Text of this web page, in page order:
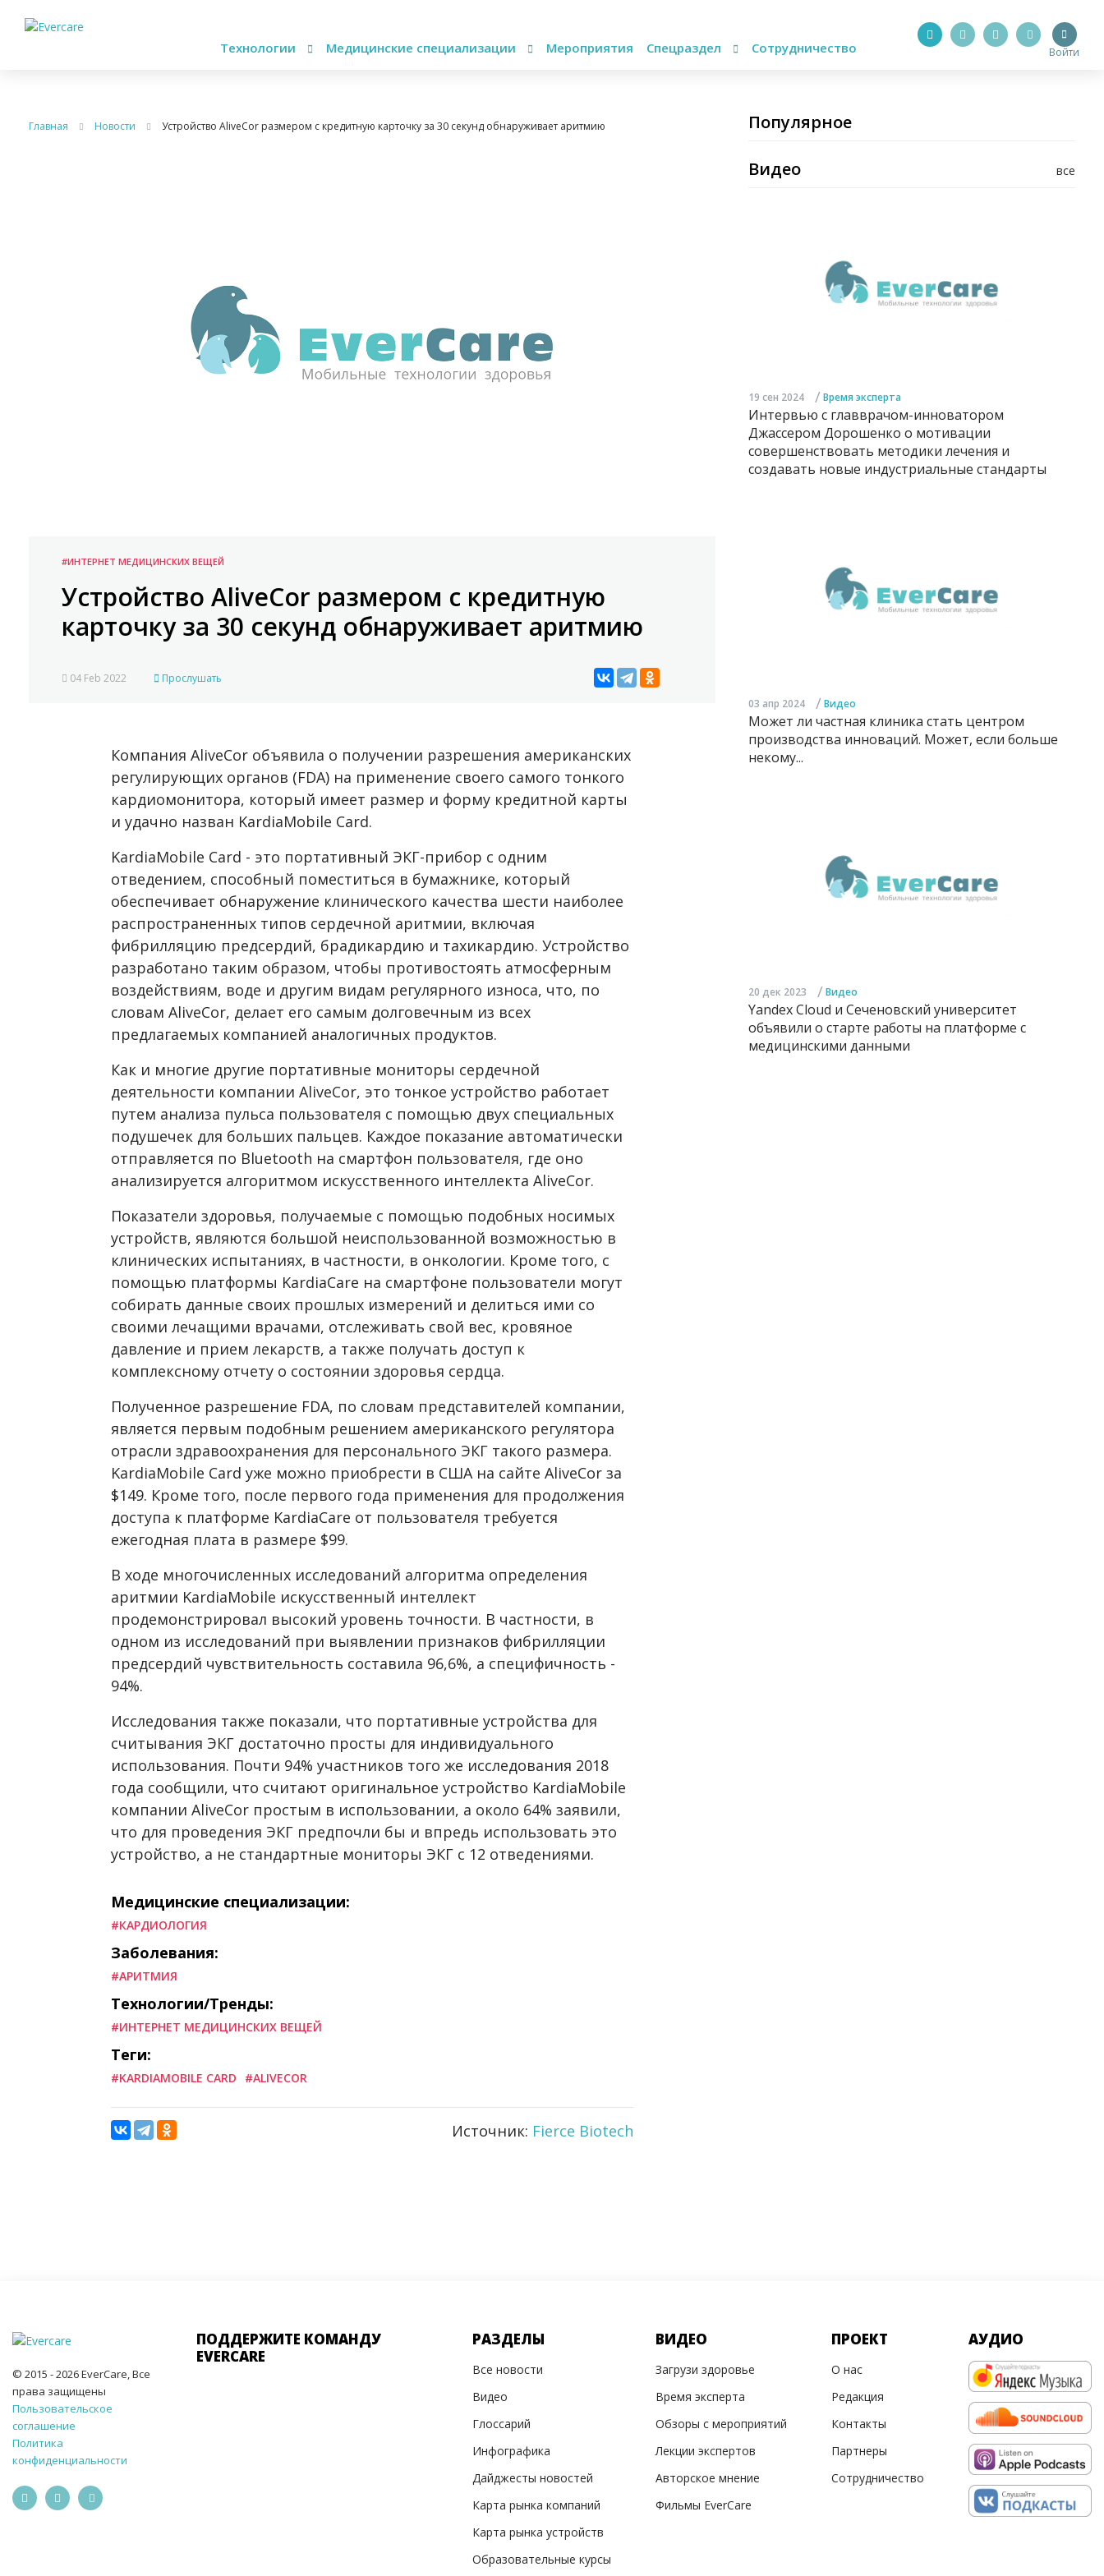
Технологии Медицинские специализации Мероприятия Спецраздел Сотрудничество Войти
Главная Новости Устройство AliveCor размером с кредитную карточку за 30 секунд обнаруживает аритмию
#ИНТЕРНЕТ МЕДИЦИНСКИХ ВЕЩЕЙ
Устройство AliveCor размером с кредитную
карточку за 30 секунд обнаруживает аритмию
04 Feb 2022 Прослушать
Компания AliveCor объявила о получении разрешения американских
регулирующих органов (FDA) на применение своего самого тонкого
кардиомонитора, который имеет размер и форму кредитной карты
и удачно назван KardiaMobile Card.
KardiaMobile Card - это портативный ЭКГ-прибор с одним
отведением, способный поместиться в бумажнике, который
обеспечивает обнаружение клинического качества шести наиболее
распространенных типов сердечной аритмии, включая
фибрилляцию предсердий, брадикардию и тахикардию. Устройство
разработано таким образом, чтобы противостоять атмосферным
воздействиям, воде и другим видам регулярного износа, что, по
словам AliveCor, делает его самым долговечным из всех
предлагаемых компанией аналогичных продуктов.
Как и многие другие портативные мониторы сердечной
деятельности компании AliveCor, это тонкое устройство работает
путем анализа пульса пользователя с помощью двух специальных
подушечек для больших пальцев. Каждое показание автоматически
отправляется по Bluetooth на смартфон пользователя, где оно
анализируется алгоритмом искусственного интеллекта AliveCor.
Показатели здоровья, получаемые с помощью подобных носимых
устройств, являются большой неиспользованной возможностью в
клинических испытаниях, в частности, в онкологии. Кроме того, с
помощью платформы KardiaCare на смартфоне пользователи могут
собирать данные своих прошлых измерений и делиться ими со
своими лечащими врачами, отслеживать свой вес, кровяное
давление и прием лекарств, а также получать доступ к
комплексному отчету о состоянии здоровья сердца.
Полученное разрешение FDA, по словам представителей компании,
является первым подобным решением американского регулятора
отрасли здравоохранения для персонального ЭКГ такого размера.
KardiaMobile Card уже можно приобрести в США на сайте AliveCor за
$149. Кроме того, после первого года применения для продолжения
доступа к платформе KardiaCare от пользователя требуется
ежегодная плата в размере $99.
В ходе многочисленных исследований алгоритма определения
аритмии KardiaMobile искусственный интеллект
продемонстрировал высокий уровень точности. В частности, в
одном из исследований при выявлении признаков фибрилляции
предсердий чувствительность составила 96,6%, а специфичность -
94%.
Исследования также показали, что портативные устройства для
считывания ЭКГ достаточно просты для индивидуального
использования. Почти 94% участников того же исследования 2018
года сообщили, что считают оригинальное устройство KardiaMobile
компании AliveCor простым в использовании, а около 64% заявили,
что для проведения ЭКГ предпочли бы и впредь использовать это
устройство, а не стандартные мониторы ЭКГ с 12 отведениями.
Медицинские специализации:
#КАРДИОЛОГИЯ
Заболевания:
#АРИТМИЯ
Технологии/Тренды:
#ИНТЕРНЕТ МЕДИЦИНСКИХ ВЕЩЕЙ
Теги:
#KARDIAMOBILE CARD #ALIVECOR
Источник: Fierce Biotech
Популярное
все
Видео
19 сен 2024 / Время эксперта
Интервью с главврачом-инноватором
Джассером Дорошенко о мотивации
совершенствовать методики лечения и
создавать новые индустриальные стандарты
03 апр 2024 / Видео
Может ли частная клиника стать центром
производства инноваций. Может, если больше
некому...
20 дек 2023 / Видео
Yandex Cloud и Сеченовский университет
объявили о старте работы на платформе с
медицинскими данными
© 2015 - 2026 EverCare, Все
права защищены
Пользовательское
соглашение
Политика
конфиденциальности
ПОДДЕРЖИТЕ КОМАНДУ
EVERCARE
РАЗДЕЛЫ
Все новости
Видео
Глоссарий
Инфографика
Дайджесты новостей
Карта рынка компаний
Карта рынка устройств
Образовательные курсы
ВИДЕО
Загрузи здоровье
Время эксперта
Обзоры с мероприятий
Лекции экспертов
Авторское мнение
Фильмы EverCare
ПРОЕКТ
О нас
Редакция
Контакты
Партнеры
Сотрудничество
АУДИО